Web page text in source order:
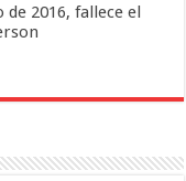
2016, fallece el